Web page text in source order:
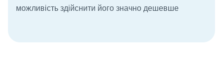
можливість здійснити його значно дешевше